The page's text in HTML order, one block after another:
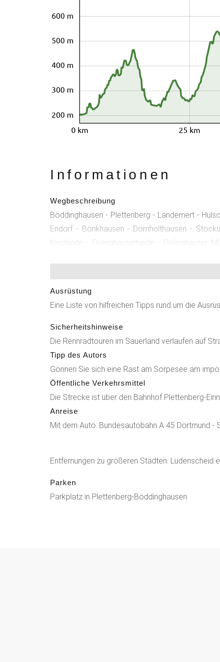
0 km 25 km
200 m
300 m
400 m
500 m
600 m
Informationen
Wegbeschreibung
Böddinghausen - Plettenberg - Landemert -
Endorf - Bönkhausen - Dörnholthausen -
Kirchlinde - Oelinghauserheide - Oelinghauser
Böddinghausen Knotenpunktreihenfolge: 45 -
Ausrüstung
Eine Liste von hilfreichen Tipps rund um die
Sicherheitshinweise
Die Rennradtouren im Sauerland verlaufen auf
Tipp des Autors
Gönnen Sie sich eine Rast am Sorpesee am
Öffentliche Verkehrsmittel
Die Strecke ist über den Bahnhof Plettenberg-
Anreise
Mit dem Auto: Bundesautobahn A 45 Dortmund -
Entfernungen zu größeren Städten:
Parken
Parkplatz in Plettenberg-Böddinghausen